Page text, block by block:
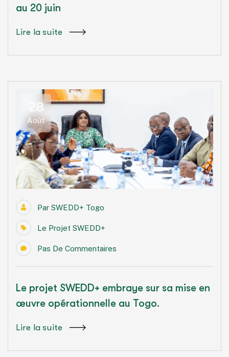
au 20 juin
Lire la suite
28
Août
Par SWEDD+ Togo
Le Projet SWEDD+
Pas De Commentaires
Le projet SWEDD+ embraye sur sa mise en
œuvre opérationnelle au Togo.
Lire la suite